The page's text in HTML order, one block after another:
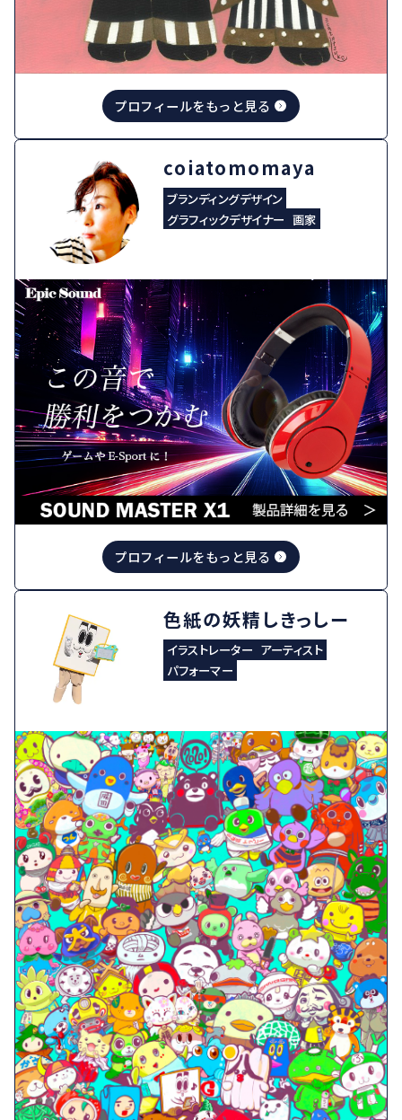
プロフィールをもっと見る
coiatomomaya
ブランディングデザイン
グラフィックデザイナー 画家
プロフィールをもっと見る
色紙の妖精しきっしー
イラストレーター アーティスト
パフォーマー